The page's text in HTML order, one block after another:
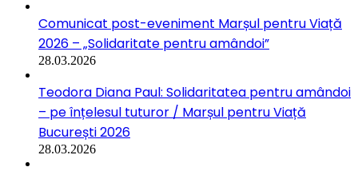
Comunicat post-eveniment Marșul pentru Viață
2026 – „Solidaritate pentru amândoi”
28.03.2026
Teodora Diana Paul: Solidaritatea pentru amândoi
– pe înțelesul tuturor / Marșul pentru Viață
București 2026
28.03.2026